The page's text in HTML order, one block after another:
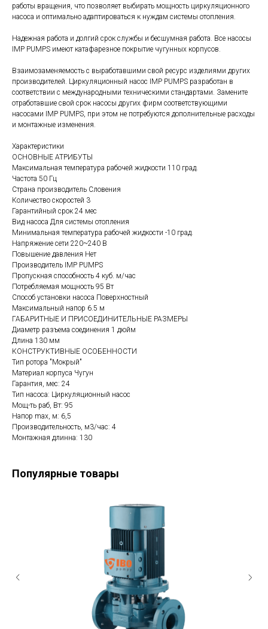
работы вращения, что позволяет выбирать мощность циркуляционного
насоса и оптимально адаптироваться к нуждам системы отопления.
Надежная работа и долгий срок службы и бесшумная работа. Все насосы
IMP PUMPS имеют катафарезное покрытие чугунных корпусов.
Взаимозаменяемость с выработавшими свой ресурс изделиями других
производителей. Циркуляционный насос IMP PUMPS разработан в
соответствии с международными техническими стандартами. Замените
отработавшие свой срок насосы других фирм соответствующими
насосами IMP PUMPS, при этом не потребуются дополнительные расходы
и монтажные изменения.
Характеристики
ОСНОВНЫЕ АТРИБУТЫ
Максимальная температура рабочей жидкости 110 град.
Частота 50 Гц
Страна производитель Словения
Количество скоростей 3
Гарантийный срок 24 мес
Вид насоса Для системы отопления
Минимальная температура рабочей жидкости -10 град.
Напряжение сети 220~240 В
Повышение давления Нет
Производитель IMP PUMPS
Пропускная способность 4 куб. м/час
Потребляемая мощность 95 Вт
Способ установки насоса Поверхностный
Максимальный напор 6.5 м
ГАБАРИТНЫЕ И ПРИСОЕДИНИТЕЛЬНЫЕ РАЗМЕРЫ
Диаметр разъема соединения 1 дюйм
Длина 130 мм
КОНСТРУКТИВНЫЕ ОСОБЕННОСТИ
Тип ротора "Мокрый"
Материал корпуса Чугун
Гарантия, мес: 24
Тип насоса: Циркуляционный насос
Мощ-ть раб, Вт: 95
Hапор max, м: 6,5
Производительность, м3/час: 4
Монтажная длинна: 130
Популярные товары